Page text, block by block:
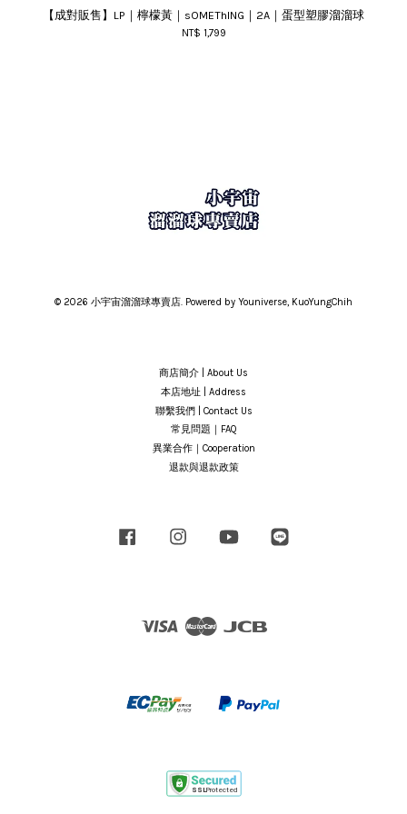
【成對販售】LP｜檸檬黃｜sOMEThING｜2A｜蛋型塑膠溜溜球
NT$ 1,799
© 2026 小宇宙溜溜球專賣店. Powered by Youniverse, KuoYungChih
商店簡介 | About Us
本店地址 | Address
聯繫我們 | Contact Us
常見問題｜FAQ
異業合作｜Cooperation
退款與退款政策
Facebook Instagram YouTube
Visa Master